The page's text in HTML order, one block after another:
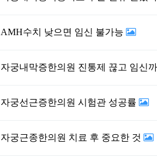
AMH수치 낮으면 임신 불가능
자궁내막증한의원 진통제 끊고 임신
자궁선근증한의원 시험관 성공률
자궁근종한의원 치료 후 중요한 것